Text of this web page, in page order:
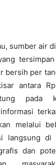
sumber air
bersih per
antara
pada
melalui
langsung di
dan